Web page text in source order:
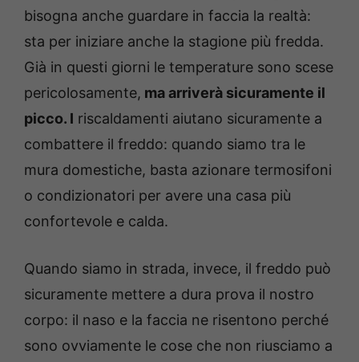
bisogna anche guardare in faccia la realtà:
sta per iniziare anche la stagione più fredda.
Già in questi giorni le temperature sono scese
pericolosamente, ma arriverà sicuramente il
picco. I riscaldamenti aiutano sicuramente a
combattere il freddo: quando siamo tra le
mura domestiche, basta azionare termosifoni
o condizionatori per avere una casa più
confortevole e calda.
Quando siamo in strada, invece, il freddo può
sicuramente mettere a dura prova il nostro
corpo: il naso e la faccia ne risentono perché
sono ovviamente le cose che non riusciamo a